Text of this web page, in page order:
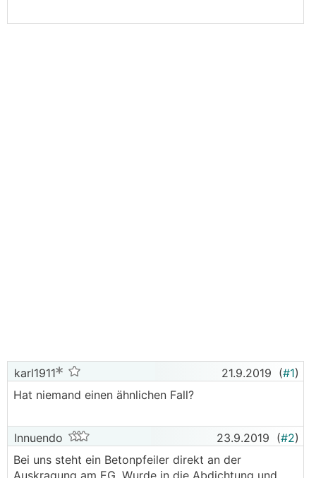
karl1911 21.9.2019 (#1)
Hat niemand einen ähnlichen Fall?
Innuendo 23.9.2019 (#2)
Bei uns steht ein Betonpfeiler direkt an der
Auskragung am EG. Wurde in die Abdichtung und